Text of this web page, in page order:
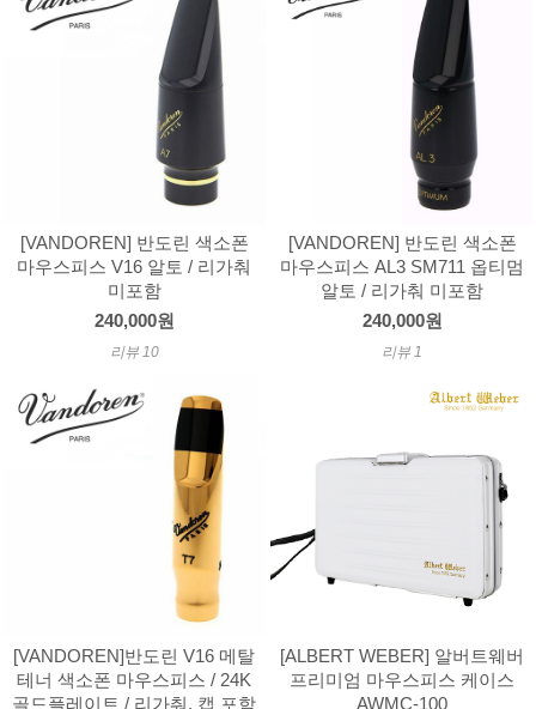
[VANDOREN] 반도린 색소폰
마우스피스 V16 알토 / 리가춰
미포함
240,000원
리뷰 10
[VANDOREN] 반도린 색소폰
마우스피스 AL3 SM711 옵티멈
알토 / 리가춰 미포함
240,000원
리뷰 1
[VANDOREN]반도린 V16 메탈
테너 색소폰 마우스피스 / 24K
골드플레이트 / 리가춰, 캡 포함
[ALBERT WEBER] 알버트웨버
프리미엄 마우스피스 케이스
AWMC-100